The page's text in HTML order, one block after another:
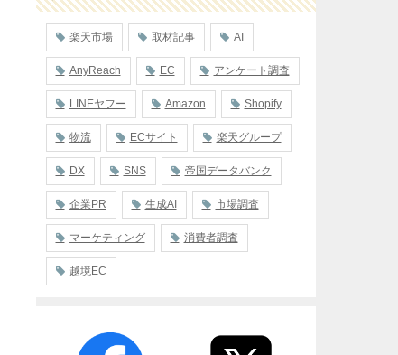
楽天市場 取材記事 AI
AnyReach EC アンケート調査
LINEヤフー Amazon Shopify
物流 ECサイト 楽天グループ
DX SNS 帝国データバンク
企業PR 生成AI 市場調査
マーケティング 消費者調査
越境EC